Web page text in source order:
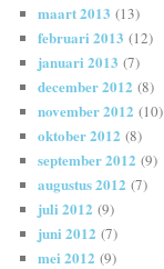
maart 2013 (13)
februari 2013 (12)
januari 2013 (7)
december 2012 (8)
november 2012 (10)
oktober 2012 (8)
september 2012 (9)
augustus 2012 (7)
juli 2012 (9)
juni 2012 (7)
mei 2012 (9)